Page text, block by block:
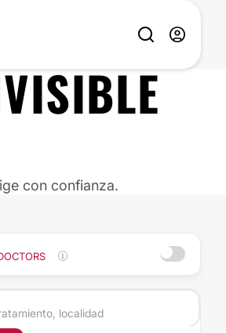
con confianza.